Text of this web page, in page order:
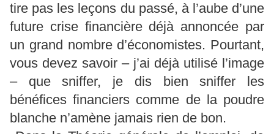
tire pas les leçons du passé, à l’aube d’une
future crise financière déjà annoncée par
un grand nombre d’économistes. Pourtant,
vous devez savoir – j’ai déjà utilisé l’image
– que sniffer, je dis bien sniffer les
bénéfices financiers comme de la poudre
blanche n’amène jamais rien de bon.